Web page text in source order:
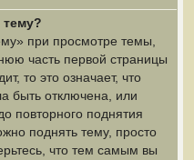
при просмотре темы,
часть первой страницы
то это означает, что
быть отключена, или
повторного поднятия
поднять тему, просто
что тем самым вы